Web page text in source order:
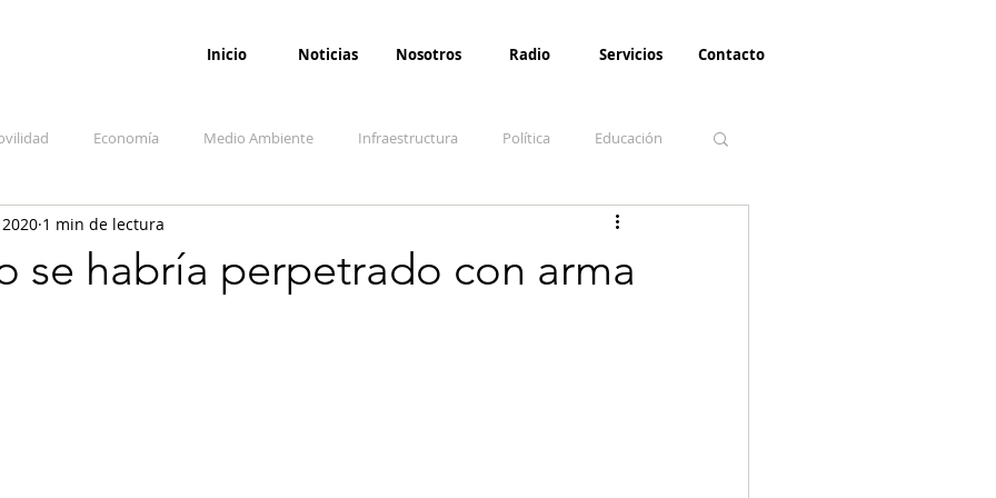
Inicio Noticias Nosotros Radio Servicios Contacto
Economía Medio Ambiente Infraestructura Política Educación
Salud Opinión Paz
se habría perpetrado con arma
1 min de lectura